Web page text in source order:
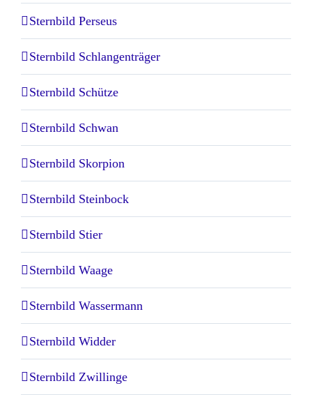
Sternbild Perseus
Sternbild Schlangenträger
Sternbild Schütze
Sternbild Schwan
Sternbild Skorpion
Sternbild Steinbock
Sternbild Stier
Sternbild Waage
Sternbild Wassermann
Sternbild Widder
Sternbild Zwillinge